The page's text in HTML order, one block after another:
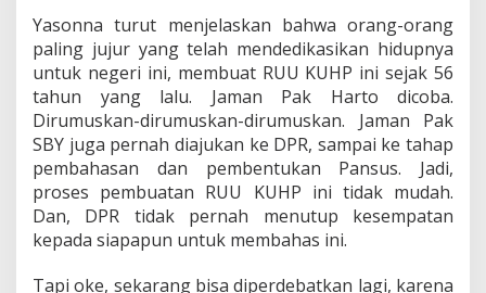
Yasonna turut menjelaskan bahwa orang-orang
paling jujur yang telah mendedikasikan hidupnya
untuk negeri ini, membuat RUU KUHP ini sejak 56
tahun yang lalu. Jaman Pak Harto dicoba.
Dirumuskan-dirumuskan-dirumuskan. Jaman Pak
SBY juga pernah diajukan ke DPR, sampai ke tahap
pembahasan dan pembentukan Pansus. Jadi,
proses pembuatan RUU KUHP ini tidak mudah.
Dan, DPR tidak pernah menutup kesempatan
kepada siapapun untuk membahas ini.
Tapi oke, sekarang bisa diperdebatkan lagi, karena